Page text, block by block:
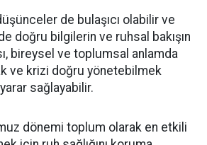
de bulaşıcı olabilir ve
doğru bilgilerin ve ruhsal bakışın
bireysel ve toplumsal anlamda
ve krizi doğru yönetebilmek
sağlayabilir.
dönemi toplum olarak en etkili